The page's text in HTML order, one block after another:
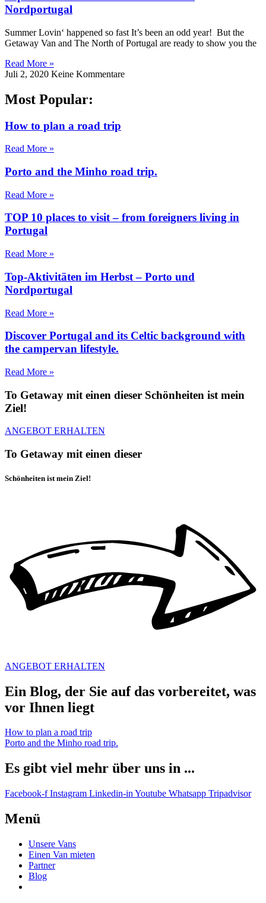
Nordportugal
Summer Lovin‘ happened so fast It’s been an odd year! But the
Getaway Van and The North of Portugal are ready to show you the
Read More »
Juli 2, 2020 Keine Kommentare
Most Popular:
How to plan a road trip
Read More »
Porto and the Minho road trip.
Read More »
TOP 10 places to visit – from foreigners living in
Portugal
Read More »
Top-Aktivitäten im Herbst – Porto und
Nordportugal
Read More »
Discover Portugal and its Celtic background with
the campervan lifestyle.
Read More »
To Getaway mit einen dieser Schönheiten ist mein
Ziel!
ANGEBOT ERHALTEN
To Getaway mit einen dieser
Schönheiten ist mein Ziel!
ANGEBOT ERHALTEN
Ein Blog, der Sie auf das vorbereitet, was
vor Ihnen liegt
How to plan a road trip
Porto and the Minho road trip.
Es gibt viel mehr über uns in ...
Facebook-f Instagram Linkedin-in Youtube Whatsapp Tripadvisor
Menü
Unsere Vans
Einen Van mieten
Partner
Blog